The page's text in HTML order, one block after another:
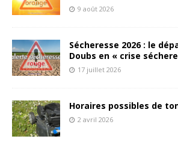
9 août 2026
Sécheresse 2026 : le
Doubs en « crise
17 juillet 2026
Horaires possibles de
2 avril 2026